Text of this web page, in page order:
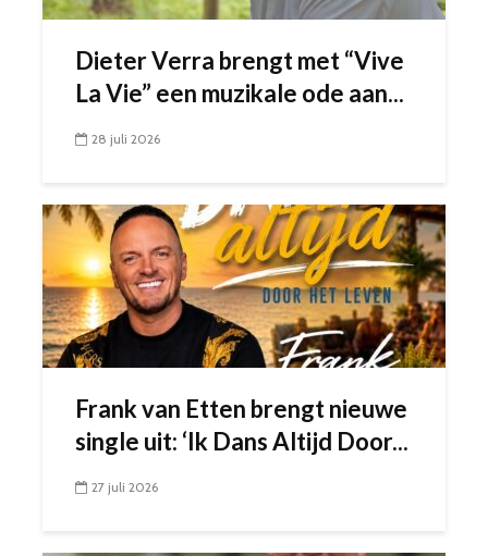
Dieter Verra brengt met “Vive
La Vie” een muzikale ode aan...
28 juli 2026
Frank van Etten brengt nieuwe
single uit: ‘Ik Dans Altijd Door...
27 juli 2026